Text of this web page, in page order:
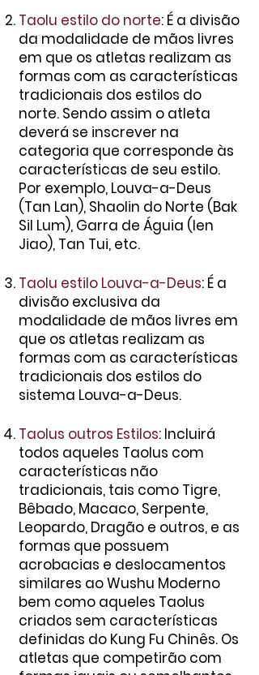
Taolu estilo do norte: É a divisão
da modalidade de mãos livres
em que os atletas realizam as
formas com as características
tradicionais dos estilos do
norte. Sendo assim o atleta
deverá se inscrever na
categoria que corresponde às
características de seu estilo.
Por exemplo, Louva-a-Deus
(Tan Lan), Shaolin do Norte (Bak
Sil Lum), Garra de Águia (Ien
Jiao), Tan Tui, etc.
Taolu estilo Louva-a-Deus: É a
divisão exclusiva da
modalidade de mãos livres em
que os atletas realizam as
formas com as características
tradicionais dos estilos do
sistema Louva-a-Deus.
Taolus outros Estilos: Incluirá
todos aqueles Taolus com
características não
tradicionais, tais como Tigre,
Bêbado, Macaco, Serpente,
Leopardo, Dragão e outros, e as
formas que possuem
acrobacias e deslocamentos
similares ao Wushu Moderno
bem como aqueles Taolus
criados sem características
definidas do Kung Fu Chinês. Os
atletas que competirão com